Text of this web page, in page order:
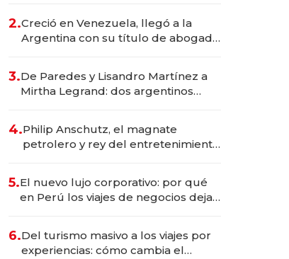
2.Creció en Venezuela, llegó a la
Argentina con su título de abogado
marcas "fast premium"
3.De Paredes y Lisandro Martínez a
Mirtha Legrand: dos argentinos
4.Philip Anschutz, el magnate
petrolero y rey del entretenimiento
5.El nuevo lujo corporativo: por qué
en Perú los viajes de negocios dejan
6.Del turismo masivo a los viajes por
experiencias: cómo cambia el